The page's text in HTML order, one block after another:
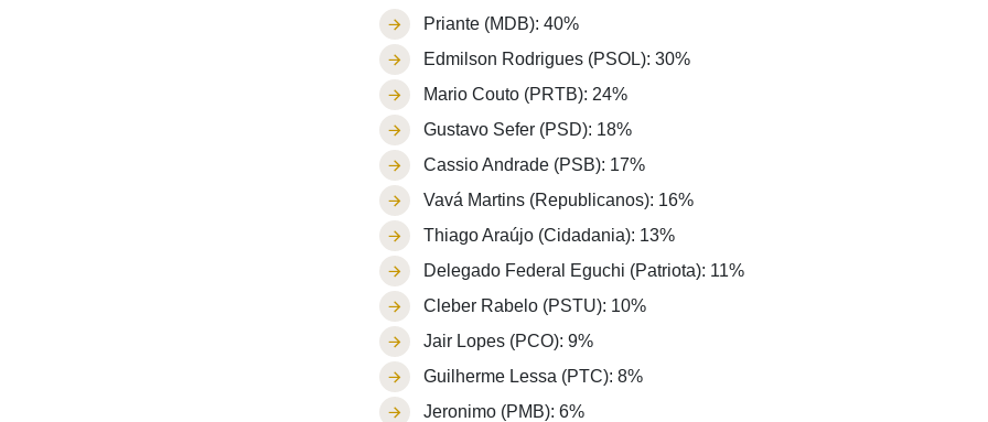
Priante (MDB): 40%
Edmilson Rodrigues (PSOL): 30%
Mario Couto (PRTB): 24%
Gustavo Sefer (PSD): 18%
Cassio Andrade (PSB): 17%
Vavá Martins (Republicanos): 16%
Thiago Araújo (Cidadania): 13%
Delegado Federal Eguchi (Patriota): 11%
Cleber Rabelo (PSTU): 10%
Jair Lopes (PCO): 9%
Guilherme Lessa (PTC): 8%
Jeronimo (PMB): 6%